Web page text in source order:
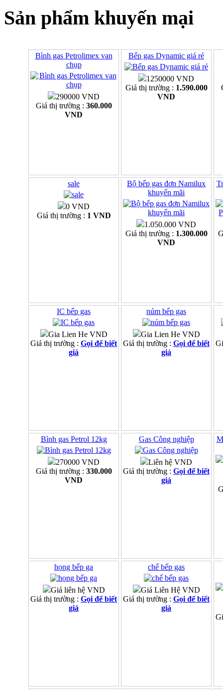
Sản phẩm khuyến mại
Bình gas Petrolimex van
chụp
290000 VND
Giá thị trường : 360.000
VND
Bếp gas Dynamic giá rẻ
1250000 VND
Giá thị trường : 1.590.000
VND
sale
0 VND
Giá thị trường : 1 VND
Bộ bếp gas đơn Namilux
khuyến mãi
1.050.000 VND
Giá thị trường : 1.300.000
VND
IC bếp gas
Gia Lien He VND
Giá thị trường : Gọi để biết
giá
núm bếp gas
Gia Lien He VND
Giá thị trường : Gọi để biết
giá
Bình gas Petrol 12kg
270000 VND
Giá thị trường : 330.000
VND
Gas Công nghiệp
Liên hệ VND
Giá thị trường : Gọi để biết
giá
họng bếp ga
Giá liên hệ VND
Giá thị trường : Gọi để biết
giá
chế bếp gas
Giá Liên Hệ VND
Giá thị trường : Gọi để biết
giá